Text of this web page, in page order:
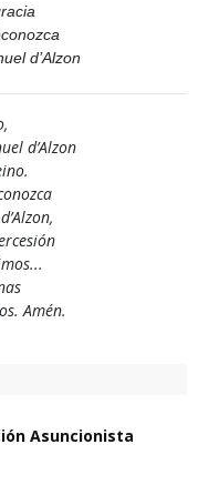
d’Alzon
d’Alzon
Amén.
Asuncionista